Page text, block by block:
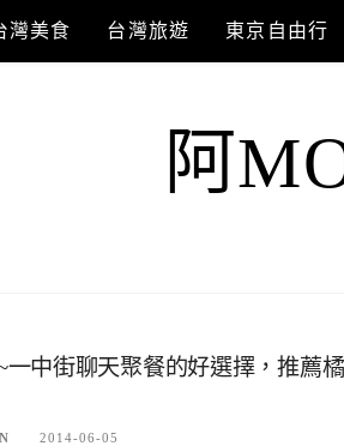
灣美食 台灣旅遊 東京自由行
阿
一中街聊天聚餐的好選擇，推薦
2014-06-05